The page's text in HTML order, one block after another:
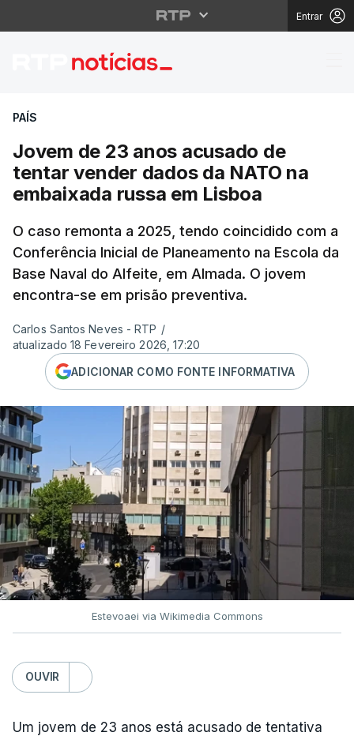
Entrar
Jovem de 23 anos
PAÍS
Jovem de 23 anos acusado de
tentar vender dados da NATO na
embaixada russa em Lisboa
O caso remonta a 2025, tendo coincidido com a
Conferência Inicial de Planeamento na Escola da
Base Naval do Alfeite, em Almada. O jovem
encontra-se em prisão preventiva.
Carlos Santos Neves - RTP /
atualizado 18 Fevereiro 2026, 17:20
ADICIONAR COMO FONTE INFORMATIVA
Estevoaei via Wikimedia Commons
OUVIR
Um jovem de 23 anos está acusado de tentativa